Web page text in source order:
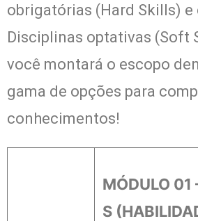
obrigatórias (Hard Skills) e
Disciplinas optativas (Soft
você montará o escopo
gama de opções para
conhecimentos!
MÓDULO 01
S